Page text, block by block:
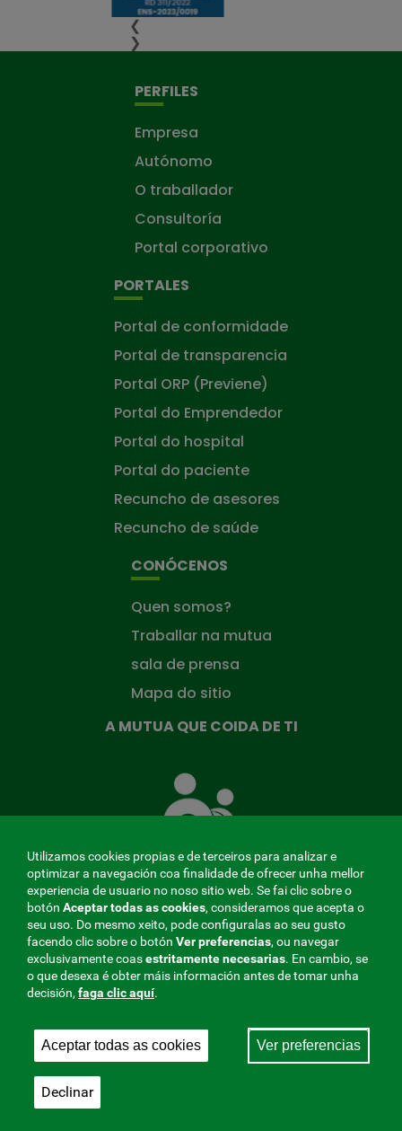
❮
❯
PERFILES
Empresa
Autónomo
O traballador
Consultoría
Portal corporativo
PORTALES
Portal de conformidade
Portal de transparencia
Portal ORP (Previene)
Portal do Emprendedor
Portal do hospital
Portal do paciente
Recuncho de asesores
Recuncho de saúde
CONÓCENOS
Quen somos?
Traballar na mutua
sala de prensa
Mapa do sitio
A MUTUA QUE COIDA DE TI
Mutua
que
MENÚ
REDES
SOCIALES
V20
Aviso legal|Privacidade
Mutua Colaboradora coa Seguridade Social, 275.
Utilizamos cookies propias e de terceiros para analizar e
optimizar a navegación coa finalidade de ofrecer unha mellor
experiencia de usuario no noso sitio web. Se fai clic sobre o
botón Aceptar todas as cookies, consideramos que acepta o
seu uso. Do mesmo xeito, pode configuralas ao seu gusto
facendo clic sobre o botón Ver preferencias, ou navegar
exclusivamente coasestritamentenecesarias. En cambio, se
o que desexa é obter máis información antes de tomar unha
decisión, faga clic aquí.
Aceptar todas as cookies Ver preferencias
Declinar